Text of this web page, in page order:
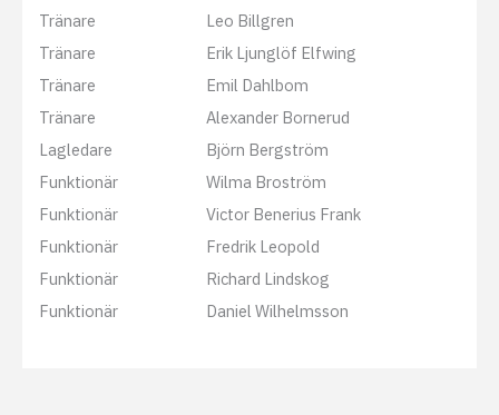
Tränare
Leo Billgren
Tränare
Erik Ljunglöf Elfwing
Tränare
Emil Dahlbom
Tränare
Alexander Bornerud
Lagledare
Björn Bergström
Funktionär
Wilma Broström
Funktionär
Victor Benerius Frank
Funktionär
Fredrik Leopold
Funktionär
Richard Lindskog
Funktionär
Daniel Wilhelmsson